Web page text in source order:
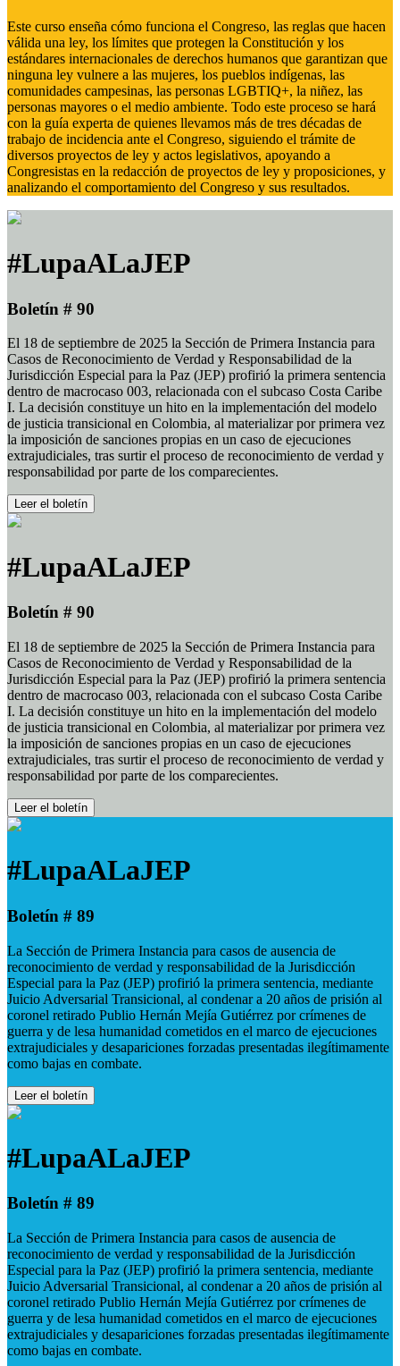
Este curso enseña cómo funciona el Congreso, las reglas que hacen
válida una ley, los límites que protegen la Constitución y los
estándares internacionales de derechos humanos que garantizan que
ninguna ley vulnere a las mujeres, los pueblos indígenas, las
comunidades campesinas, las personas LGBTIQ+, la niñez, las
personas mayores o el medio ambiente. Todo este proceso se hará
con la guía experta de quienes llevamos más de tres décadas de
trabajo de incidencia ante el Congreso, siguiendo el trámite de
diversos proyectos de ley y actos legislativos, apoyando a
Congresistas en la redacción de proyectos de ley y proposiciones, y
analizando el comportamiento del Congreso y sus resultados.
#LupaALaJEP
Boletín # 90
El 18 de septiembre de 2025 la Sección de Primera Instancia para
Casos de Reconocimiento de Verdad y Responsabilidad de la
Jurisdicción Especial para la Paz (JEP) profirió la primera sentencia
dentro de macrocaso 003, relacionada con el subcaso Costa Caribe
I. La decisión constituye un hito en la implementación del modelo
de justicia transicional en Colombia, al materializar por primera vez
la imposición de sanciones propias en un caso de ejecuciones
extrajudiciales, tras surtir el proceso de reconocimiento de verdad y
responsabilidad por parte de los comparecientes.
Leer el boletín
#LupaALaJEP
Boletín # 90
El 18 de septiembre de 2025 la Sección de Primera Instancia para
Casos de Reconocimiento de Verdad y Responsabilidad de la
Jurisdicción Especial para la Paz (JEP) profirió la primera sentencia
dentro de macrocaso 003, relacionada con el subcaso Costa Caribe
I. La decisión constituye un hito en la implementación del modelo
de justicia transicional en Colombia, al materializar por primera vez
la imposición de sanciones propias en un caso de ejecuciones
extrajudiciales, tras surtir el proceso de reconocimiento de verdad y
responsabilidad por parte de los comparecientes.
Leer el boletín
#LupaALaJEP
Boletín # 89
La Sección de Primera Instancia para casos de ausencia de
reconocimiento de verdad y responsabilidad de la Jurisdicción
Especial para la Paz (JEP) profirió la primera sentencia, mediante
Juicio Adversarial Transicional, al condenar a 20 años de prisión al
coronel retirado Publio Hernán Mejía Gutiérrez por crímenes de
guerra y de lesa humanidad cometidos en el marco de ejecuciones
extrajudiciales y desapariciones forzadas presentadas ilegítimamente
como bajas en combate.
Leer el boletín
#LupaALaJEP
Boletín # 89
La Sección de Primera Instancia para casos de ausencia de
reconocimiento de verdad y responsabilidad de la Jurisdicción
Especial para la Paz (JEP) profirió la primera sentencia, mediante
Juicio Adversarial Transicional, al condenar a 20 años de prisión al
coronel retirado Publio Hernán Mejía Gutiérrez por crímenes de
guerra y de lesa humanidad cometidos en el marco de ejecuciones
extrajudiciales y desapariciones forzadas presentadas ilegítimamente
como bajas en combate.